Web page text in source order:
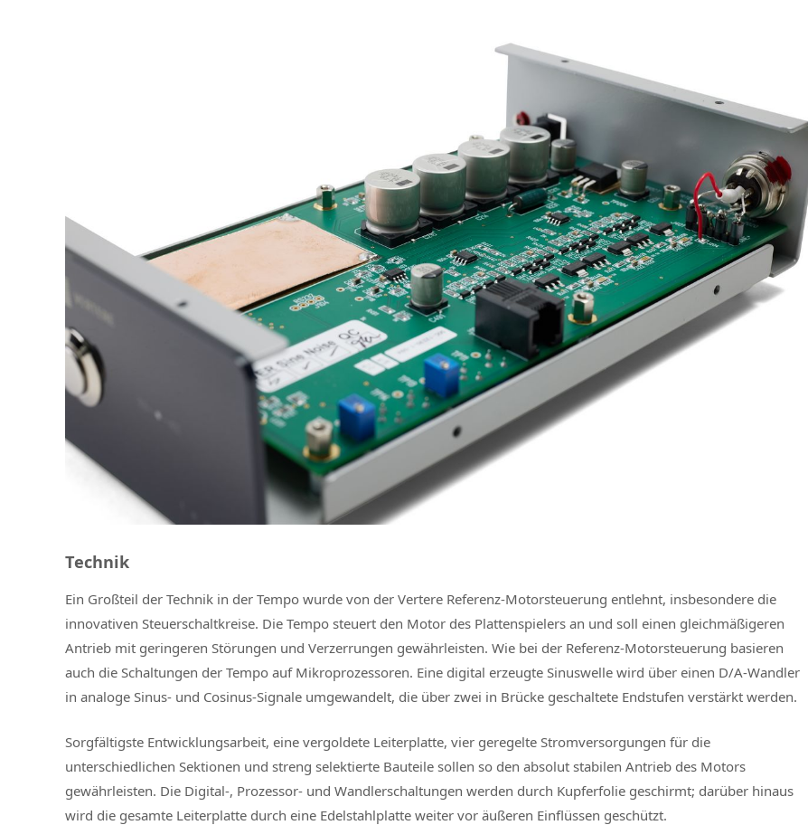
Technik
Ein Großteil der Technik in der Tempo wurde von der Vertere Referenz-Motorsteuerung entlehnt, insbesondere die
innovativen Steuerschaltkreise. Die Tempo steuert den Motor des Plattenspielers an und soll einen gleichmäßigeren
Antrieb mit geringeren Störungen und Verzerrungen gewährleisten. Wie bei der Referenz-Motorsteuerung basieren
auch die Schaltungen der Tempo auf Mikroprozessoren. Eine digital erzeugte Sinuswelle wird über einen D/A-Wandler
in analoge Sinus- und Cosinus-Signale umgewandelt, die über zwei in Brücke geschaltete Endstufen verstärkt werden.
Sorgfältigste Entwicklungsarbeit, eine vergoldete Leiterplatte, vier geregelte Stromversorgungen für die
unterschiedlichen Sektionen und streng selektierte Bauteile sollen so den absolut stabilen Antrieb des Motors
gewährleisten. Die Digital-, Prozessor- und Wandlerschaltungen werden durch Kupferfolie geschirmt; darüber hinaus
wird die gesamte Leiterplatte durch eine Edelstahlplatte weiter vor äußeren Einflüssen geschützt.